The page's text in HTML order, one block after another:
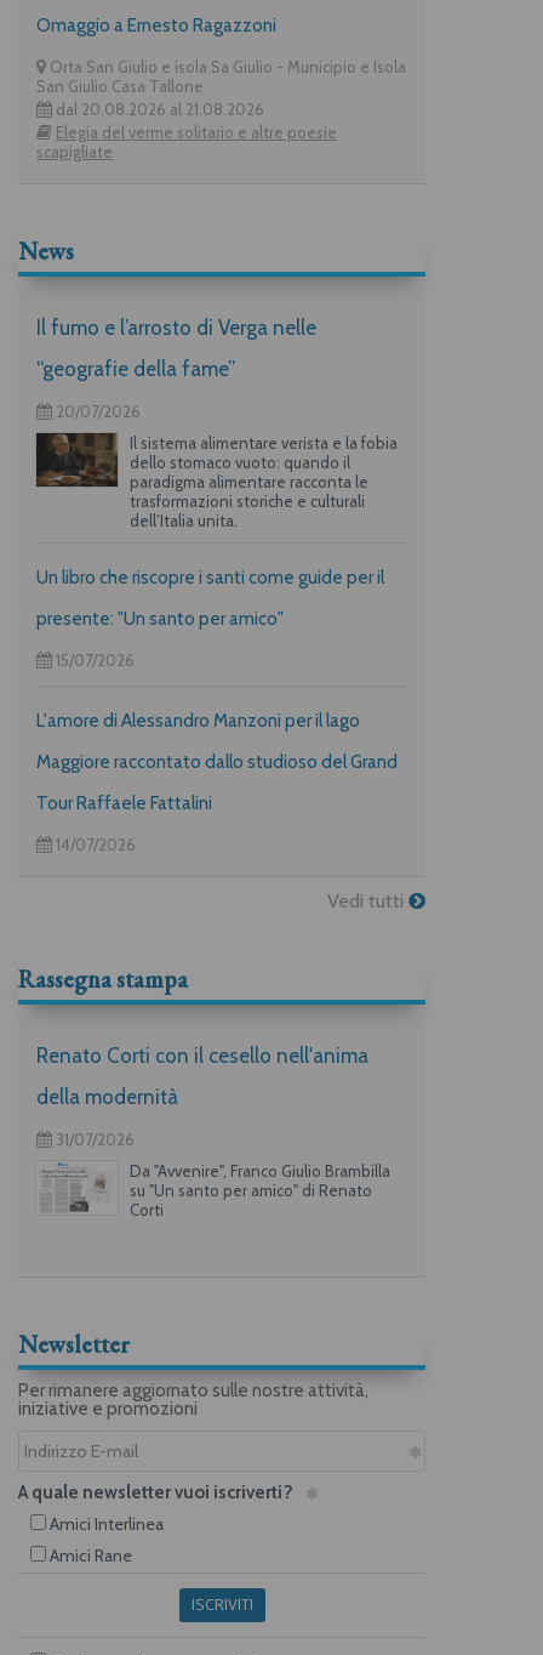
Omaggio a Ernesto Ragazzoni
Orta San Giulio e isola Sa Giulio - Municipio e Isola
San Giulio Casa Tallone
dal 20.08.2026 al 21.08.2026
Elegia del verme solitario e altre poesie
scapigliate
News
Il fumo e l’arrosto di Verga nelle
“geografie della fame”
20/07/2026
Il sistema alimentare verista e la fobia
dello stomaco vuoto: quando il
paradigma alimentare racconta le
trasformazioni storiche e culturali
dell’Italia unita.
Un libro che riscopre i santi come guide per il
presente: "Un santo per amico"
15/07/2026
L'amore di Alessandro Manzoni per il lago
Maggiore raccontato dallo studioso del Grand
Tour Raffaele Fattalini
14/07/2026
Vedi tutti
Rassegna stampa
Renato Corti con il cesello nell'anima
della modernità
31/07/2026
Da "Avvenire", Franco Giulio Brambilla
su "Un santo per amico" di Renato
Corti
Newsletter
Per rimanere aggiornato sulle nostre attività,
iniziative e promozioni
A quale newsletter vuoi iscriverti?
Amici Interlinea
Amici Rane
ISCRIVITI